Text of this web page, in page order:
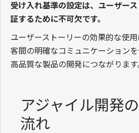
受け入れ基準の設定は、ユーザー
証するために不可欠です。
ユーザーストーリーの効果的な使
客間の明確なコミュニケーション
高品質な製品の開発につながります
アジャイル開発
流れ